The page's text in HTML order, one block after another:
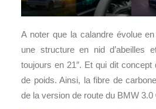
A noter que la calandre évolue
une structure en nid d’abeilles
toujours en 21″. Et qui dit
de poids. Ainsi, la fibre de
de la version de route du BMW 3.0